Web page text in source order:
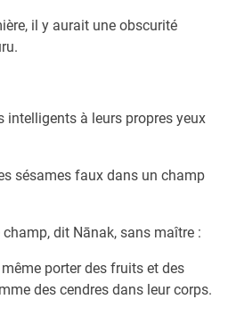
il y aurait une obscurité
intelligents à leurs propres yeux
sésames faux dans un champ
dit Nānak, sans maître :
porter des fruits et des
des cendres dans leur corps.